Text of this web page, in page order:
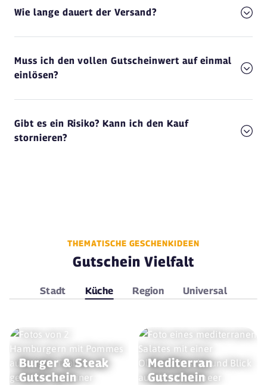
Wie lange dauert der Versand?
Muss ich den vollen Gutscheinwert auf einmal
einlösen?
Gibt es ein Risiko? Kann ich den Kauf
stornieren?
THEMATISCHE GESCHENKIDEEN
Gutschein Vielfalt
Stadt Küche Region Universal
Burger & Steak
Gutschein
Mediterran
Gutschein